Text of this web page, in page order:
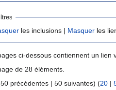
les inclusions | Masquer les
ci-dessous contiennent un lien
de 28 éléments.
précédentes | 50 suivantes) (20 |